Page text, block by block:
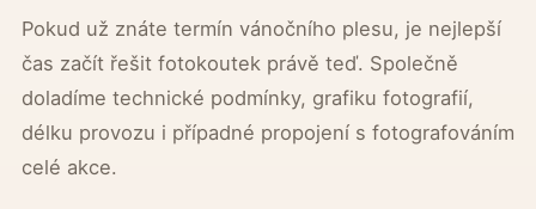
Pokud už znáte termín vánočního plesu, je nejlepší
čas začít řešit fotokoutek právě teď. Společně
doladíme technické podmínky, grafiku fotografií,
délku provozu i případné propojení s fotografováním
celé akce.